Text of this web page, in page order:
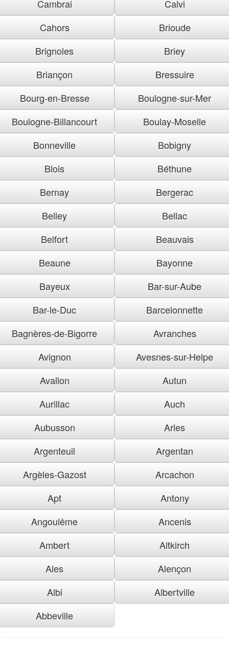
Cambrai
Calvi
Cahors
Brioude
Brignoles
Briey
Briançon
Bressuire
Bourg-en-Bresse
Boulogne-sur-Mer
Boulogne-Billancourt
Boulay-Moselle
Bonneville
Bobigny
Blois
Béthune
Bernay
Bergerac
Belley
Bellac
Belfort
Beauvais
Beaune
Bayonne
Bayeux
Bar-sur-Aube
Bar-le-Duc
Barcelonnette
Bagnères-de-Bigorre
Avranches
Avignon
Avesnes-sur-Helpe
Avallon
Autun
Aurillac
Auch
Aubusson
Arles
Argenteuil
Argentan
Argèles-Gazost
Arcachon
Apt
Antony
Angoulême
Ancenis
Ambert
Altkirch
Ales
Alençon
Albi
Albertville
Abbeville